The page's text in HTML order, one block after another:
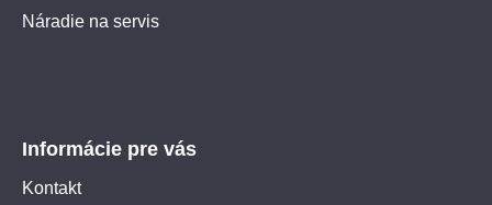
Náradie na servis
Informácie pre vás
Kontakt